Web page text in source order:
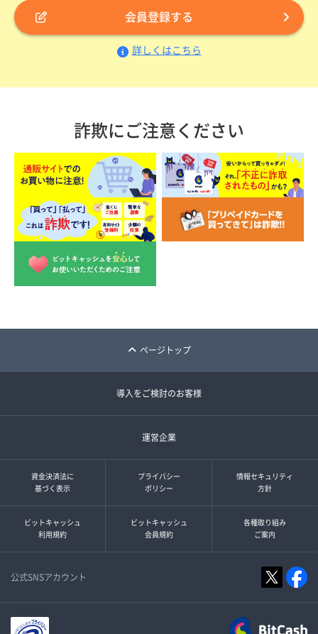
会員登録する
詳しくはこちら
詐欺にご注意ください
ページトップ
導入をご検討のお客様
運営企業
資金決済法に
基づく表示
プライバシー
ポリシー
情報セキュリティ
方針
ビットキャッシュ
利用規約
ビットキャッシュ
会員規約
各種取り組み
ご案内
公式SNSアカウント